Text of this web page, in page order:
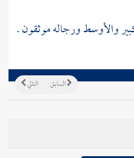
والأوسط ورجاله موثقون .
التالي السابق